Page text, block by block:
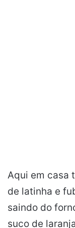
Aqui em casa
de latinha e
saindo do
suco de